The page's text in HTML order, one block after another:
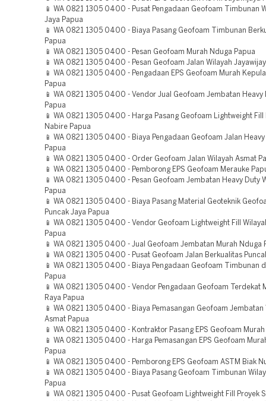
📱 WA 0821 1305 0400 - Pusat Pengadaan Geofoam Timbunan
Jaya Papua
📱 WA 0821 1305 0400 - Biaya Pasang Geofoam Timbunan
Papua
📱 WA 0821 1305 0400 - Pesan Geofoam Murah Nduga Papua
📱 WA 0821 1305 0400 - Pesan Geofoam Jalan Wilayah
📱 WA 0821 1305 0400 - Pengadaan EPS Geofoam Murah
Papua
📱 WA 0821 1305 0400 - Vendor Jual Geofoam Jembatan Heavy
Papua
📱 WA 0821 1305 0400 - Harga Pasang Geofoam Lightweight Fill
Nabire Papua
📱 WA 0821 1305 0400 - Biaya Pengadaan Geofoam Jalan
Papua
📱 WA 0821 1305 0400 - Order Geofoam Jalan Wilayah Asmat
📱 WA 0821 1305 0400 - Pemborong EPS Geofoam Merauke
📱 WA 0821 1305 0400 - Pesan Geofoam Jembatan Heavy Duty
Papua
📱 WA 0821 1305 0400 - Biaya Pasang Material Geoteknik
Puncak Jaya Papua
📱 WA 0821 1305 0400 - Vendor Geofoam Lightweight Fill
Papua
📱 WA 0821 1305 0400 - Jual Geofoam Jembatan Murah Nduga
📱 WA 0821 1305 0400 - Pusat Geofoam Jalan Berkualitas
📱 WA 0821 1305 0400 - Biaya Pengadaan Geofoam Timbunan
Papua
📱 WA 0821 1305 0400 - Vendor Pengadaan Geofoam Terdekat
Raya Papua
📱 WA 0821 1305 0400 - Biaya Pemasangan Geofoam Jembatan
Asmat Papua
📱 WA 0821 1305 0400 - Kontraktor Pasang EPS Geofoam
📱 WA 0821 1305 0400 - Harga Pemasangan EPS Geofoam
Papua
📱 WA 0821 1305 0400 - Pemborong EPS Geofoam ASTM Biak
📱 WA 0821 1305 0400 - Biaya Pasang Geofoam Timbunan
Papua
📱 WA 0821 1305 0400 - Pusat Geofoam Lightweight Fill Proyek